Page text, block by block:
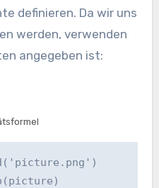
definieren. Da wir uns
werden, verwenden
angegeben ist: